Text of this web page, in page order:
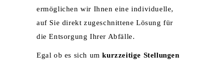
ermöglichen wir Ihnen eine individuelle,
auf Sie direkt zugeschnittene Lösung für
die Entsorgung Ihrer Abfälle.
Egal ob es sich umkurzzeitige Stellungen